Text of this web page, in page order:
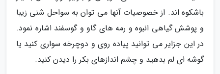
باشکوه اند. از خصوصیات آنها می توان به سواحل شنی زیبا
و پوشش گیاهی انبوه و رمه های گاو و گوسفند اشاره نمود.
در این جزایر می توانید پیاده روی و دوچرخه سواری کنید یا
گوشه ای لم بدهید و چشم اندازهای بکر را دیدن کنید.